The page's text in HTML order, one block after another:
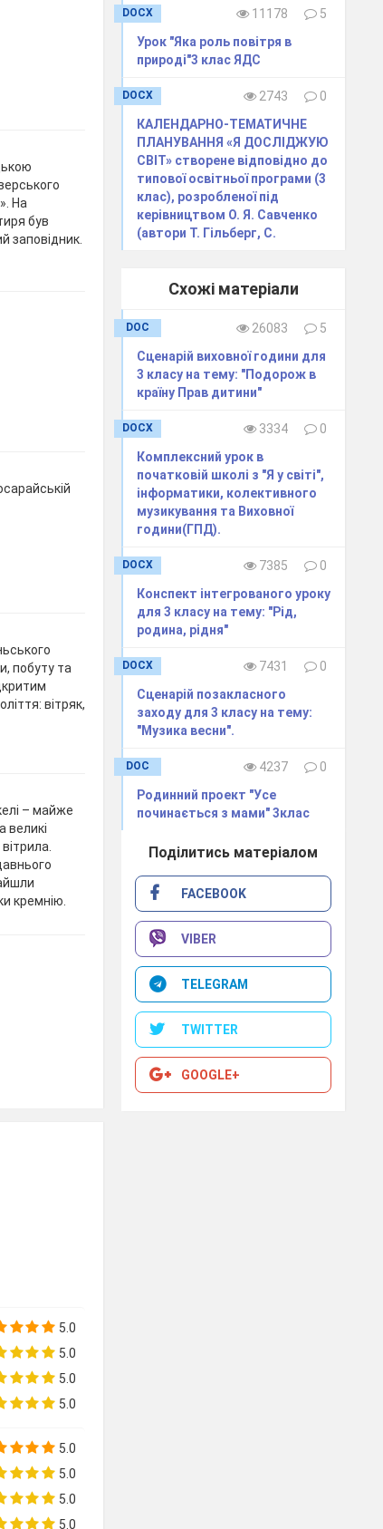
На
був
заповідник.
побуту та
вітряк,
– майже
великі
кремнію.
5.0
5.0
5.0
5.0
5.0
5.0
5.0
5.0
DOCX 11178
5
Урок "Яка роль повітря в
природі"3 клас ЯДС
DOCX 2743
0
КАЛЕНДАРНО-ТЕМАТИЧНЕ
ПЛАНУВАННЯ «Я ДОСЛІДЖУЮ
СВІТ» створене відповідно до
типової освітньої програми (3
клас), розробленої під
керівництвом О. Я. Савченко
(автори Т. Гільберг, С.
Схожі матеріали
DOC 26083
5
Сценарій виховної години для
3 класу на тему: "Подорож в
країну Прав дитини"
DOCX 3334
0
Комплексний урок в
початковій школі з "Я у світі",
інформатики, колективного
музикування та Виховної
години(ГПД).
DOCX 7385
0
Конспект інтегрованого уроку
для 3 класу на тему: "Рід,
родина, рідня"
DOCX 7431
0
Сценарій позакласного
заходу для 3 класу на тему:
"Музика весни".
DOC 4237
0
Родинний проект "Усе
починається з мами" 3клас
Поділитись матеріалом
FACEBOOK
VIBER
TELEGRAM
TWITTER
GOOGLE+